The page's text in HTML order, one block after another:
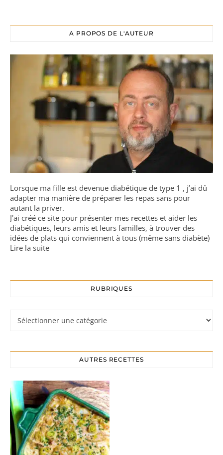
A PROPOS DE L'AUTEUR
Lorsque ma fille est devenue diabétique de type 1 , j’ai dû
adapter ma manière de préparer les repas sans pour
autant la priver.
J'ai créé ce site pour présenter mes recettes et aider les
diabétiques, leurs amis et leurs familles, à trouver des
idées de plats qui conviennent à tous (même sans diabète)
Lire la suite
RUBRIQUES
AUTRES RECETTES